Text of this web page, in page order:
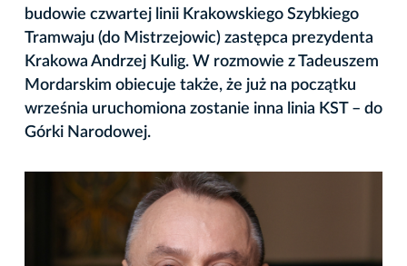
budowie czwartej linii Krakowskiego Szybkiego
Tramwaju (do Mistrzejowic) zastępca prezydenta
Krakowa Andrzej Kulig. W rozmowie z Tadeuszem
Mordarskim obiecuje także, że już na początku
września uruchomiona zostanie inna linia KST – do
Górki Narodowej.